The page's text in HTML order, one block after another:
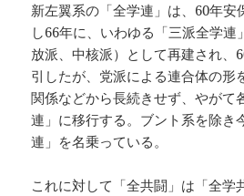
新左翼系の「全学連」は、60年安
し66年に、いわゆる「三派全学
放派、中核派）として再建され、
引したが、党派による連合体の形
関係などから長続きせず、やがて
連」に移行する。ブント系を除き
連」を名乗っている。
これに対して「全共闘」は「全学